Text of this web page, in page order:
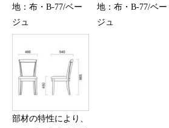
地：布・B-77/ベー
ジュ
地：布・B-77/ベー
ジュ
部材の特性により、